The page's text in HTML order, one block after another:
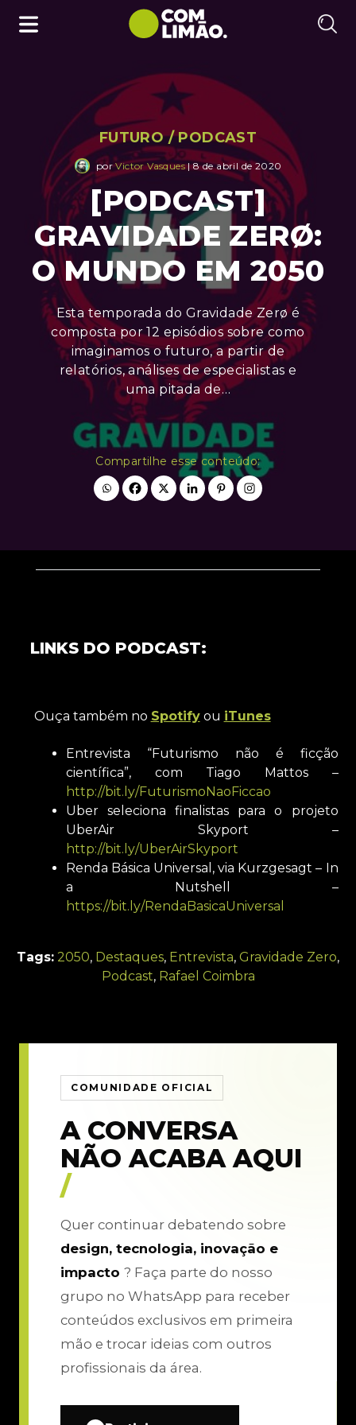
FUTURO/PODCAST
porVictor Vasques| 8 de abril de 2020
[PODCAST]
GRAVIDADE ZERØ:
O MUNDO EM 2050
Esta temporada do Gravidade Zerø é
composta por 12 episódios sobre como
imaginamos o futuro, a partir de
relatórios, análises de especialistas e
uma pitada de…
Compartilhe esse conteúdo:
LINKS DO PODCAST:
Ouça também no Spotifyou iTunes
Entrevista “Futurismo não é ficção
científica”, com Tiago Mattos –
http://bit.ly/FuturismoNaoFiccao
Uber seleciona finalistas para o projeto
UberAir Skyport –
http://bit.ly/UberAirSkyport
Renda Básica Universal, via Kurzgesagt – In
a Nutshell –
https://bit.ly/RendaBasicaUniversal
Tags: 2050, Destaques, Entrevista, Gravidade Zero,
Podcast, Rafael Coimbra
COMUNIDADE OFICIAL
A CONVERSA
NÃO ACABA AQUI
/
Quer continuar debatendo sobre
design, tecnologia, inovação e
impacto ? Faça parte do nosso
grupo no WhatsApp para receber
conteúdos exclusivos em primeira
mão e trocar ideias com outros
profissionais da área.